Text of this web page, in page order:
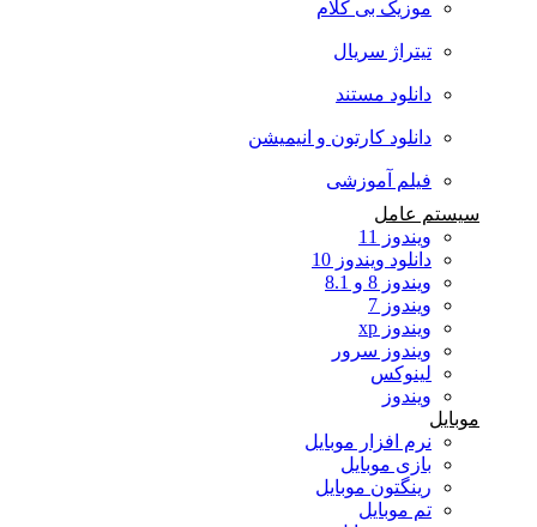
موزیک بی کلام
تیتراژ سریال
دانلود مستند
دانلود کارتون و انیمیشن
فیلم آموزشی
سیستم عامل
ویندوز 11
دانلود ویندوز 10
ویندوز 8 و 8.1
ویندوز 7
ویندوز xp
ویندوز سرور
لینوکس
ویندوز
موبایل
نرم افزار موبایل
بازی موبایل
رینگتون موبایل
تم موبایل